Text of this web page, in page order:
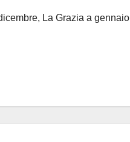
La Grazia a gennaio